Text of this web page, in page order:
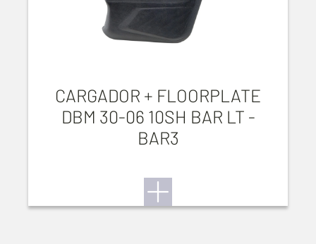
CARGADOR + FLOORPLATE
DBM 30-06 10SH BAR LT -
BAR3